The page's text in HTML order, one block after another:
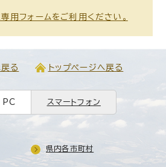
用フォームをご利用ください。
る トップページへ戻る
PC スマートフォン
県内各市町村